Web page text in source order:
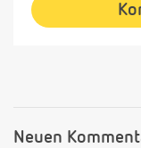
Neuen